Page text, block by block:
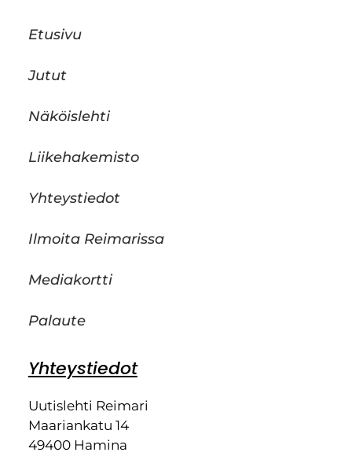
Etusivu
Jutut
Näköislehti
Liikehakemisto
Yhteystiedot
Ilmoita Reimarissa
Mediakortti
Palaute
Yhteystiedot
Uutislehti Reimari
Maariankatu 14
49400 Hamina